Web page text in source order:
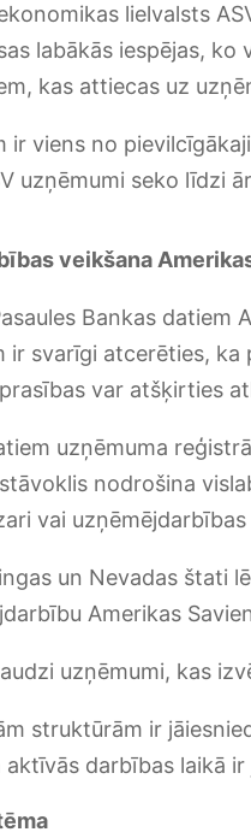
lielvalsts
labākās iespējas,
kas attiecas uz
ir viens no
uzņēmumi seko līdzi
veikšana
Bankas datiem
ir svarīgi atcerēties,
var atšķirties
uzņēmuma
nodrošina
vai uzņēmējdarbības
un Nevadas štati
Amerikas
uzņēmumi, kas
struktūrām ir
aktīvās darbības laikā